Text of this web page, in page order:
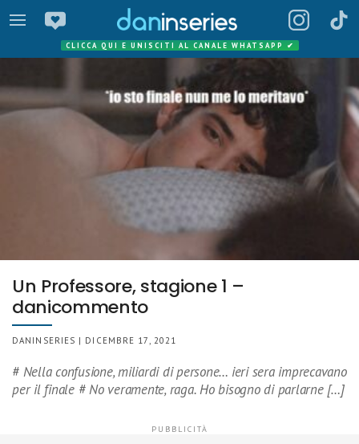
CLICCA QUI E UNISCITI AL CANALE WHATSAPP ✔
Un Professore, stagione 1 –
danicommento
DANINSERIES | DICEMBRE 17, 2021
# Nella confusione, miliardi di persone… ieri sera imprecavano
per il finale # No veramente, raga. Ho bisogno di parlarne […]